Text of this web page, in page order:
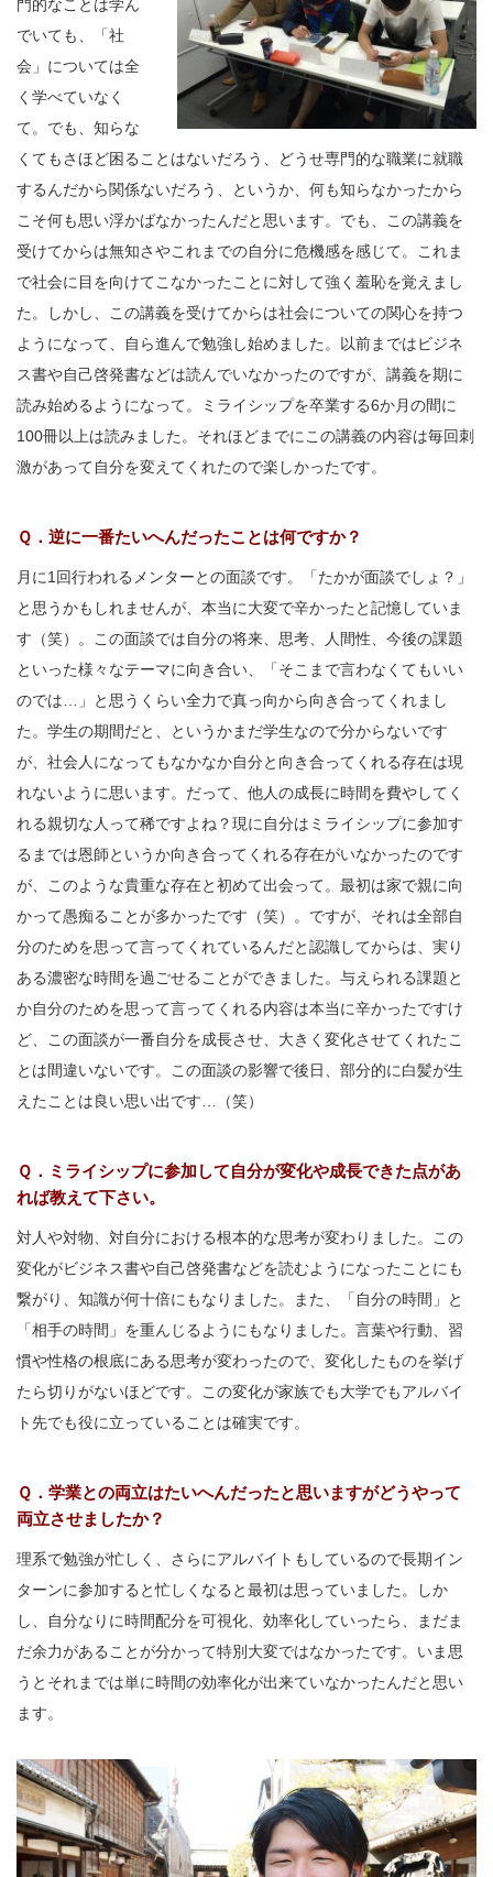
門的なことは学ん
でいても、「社
会」については全
く学べていなく
て。でも、知らな
くてもさほど困ることはないだろう、どうせ専門的な職業に就職
するんだから関係ないだろう、というか、何も知らなかったから
こそ何も思い浮かばなかったんだと思います。でも、この講義を
受けてからは無知さやこれまでの自分に危機感を感じて。これま
で社会に目を向けてこなかったことに対して強く羞恥を覚えまし
た。しかし、この講義を受けてからは社会についての関心を持つ
ようになって、自ら進んで勉強し始めました。以前まではビジネ
ス書や自己啓発書などは読んでいなかったのですが、講義を期に
読み始めるようになって。ミライシップを卒業する6か月の間に
100冊以上は読みました。それほどまでにこの講義の内容は毎回刺
激があって自分を変えてくれたので楽しかったです。
Ｑ．逆に一番たいへんだったことは何ですか？
月に1回行われるメンターとの面談です。「たかが面談でしょ？」
と思うかもしれませんが、本当に大変で辛かったと記憶していま
す（笑）。この面談では自分の将来、思考、人間性、今後の課題
といった様々なテーマに向き合い、「そこまで言わなくてもいい
のでは…」と思うくらい全力で真っ向から向き合ってくれまし
た。学生の期間だと、というかまだ学生なので分からないです
が、社会人になってもなかなか自分と向き合ってくれる存在は現
れないように思います。だって、他人の成長に時間を費やしてく
れる親切な人って稀ですよね？現に自分はミライシップに参加す
るまでは恩師というか向き合ってくれる存在がいなかったのです
が、このような貴重な存在と初めて出会って。最初は家で親に向
かって愚痴ることが多かったです（笑）。ですが、それは全部自
分のためを思って言ってくれているんだと認識してからは、実り
ある濃密な時間を過ごせることができました。与えられる課題と
か自分のためを思って言ってくれる内容は本当に辛かったですけ
ど、この面談が一番自分を成長させ、大きく変化させてくれたこ
とは間違いないです。この面談の影響で後日、部分的に白髪が生
えたことは良い思い出です…（笑）
Ｑ．ミライシップに参加して自分が変化や成長できた点があ
れば教えて下さい。
対人や対物、対自分における根本的な思考が変わりました。この
変化がビジネス書や自己啓発書などを読むようになったことにも
繋がり、知識が何十倍にもなりました。また、「自分の時間」と
「相手の時間」を重んじるようにもなりました。言葉や行動、習
慣や性格の根底にある思考が変わったので、変化したものを挙げ
たら切りがないほどです。この変化が家族でも大学でもアルバイ
ト先でも役に立っていることは確実です。
Ｑ．学業との両立はたいへんだったと思いますがどうやって
両立させましたか？
理系で勉強が忙しく、さらにアルバイトもしているので長期イン
ターンに参加すると忙しくなると最初は思っていました。しか
し、自分なりに時間配分を可視化、効率化していったら、まだま
だ余力があることが分かって特別大変ではなかったです。いま思
うとそれまでは単に時間の効率化が出来ていなかったんだと思い
ます。